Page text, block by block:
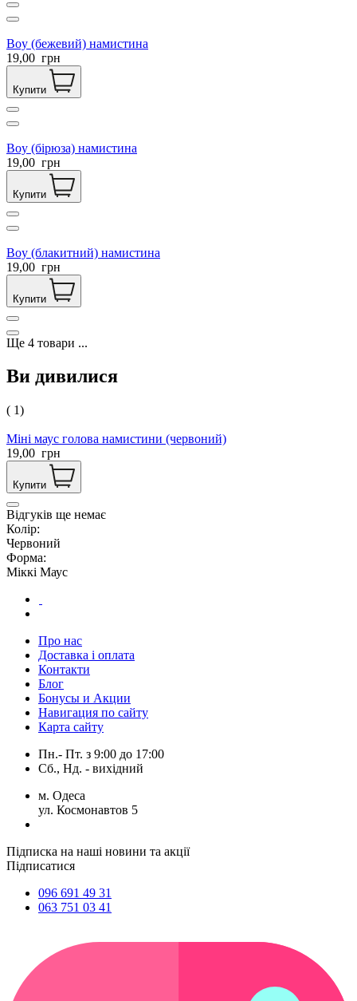
Boy (бежевий) намистина
19,00 грн
Купити
Boy (бірюза) намистина
19,00 грн
Купити
Boy (блакитний) намистина
19,00 грн
Купити
Ще 4 товари ...
Ви дивилися
( 1)
Міні маус голова намистини (червоний)
19,00 грн
Купити
Відгуків ще немає
Колір:
Червоний
Форма:
Міккі Маус
Про нас
Доставка і оплата
Контакти
Блог
Бонусы и Акции
Навигация по сайту
Карта сайту
Пн.- Пт. з 9:00 до 17:00
Сб., Нд. - вихідний
м. Одеса
ул. Космонавтов 5
Підписка на наші новини та акції
Підписатися
096 691 49 31
063 751 03 41